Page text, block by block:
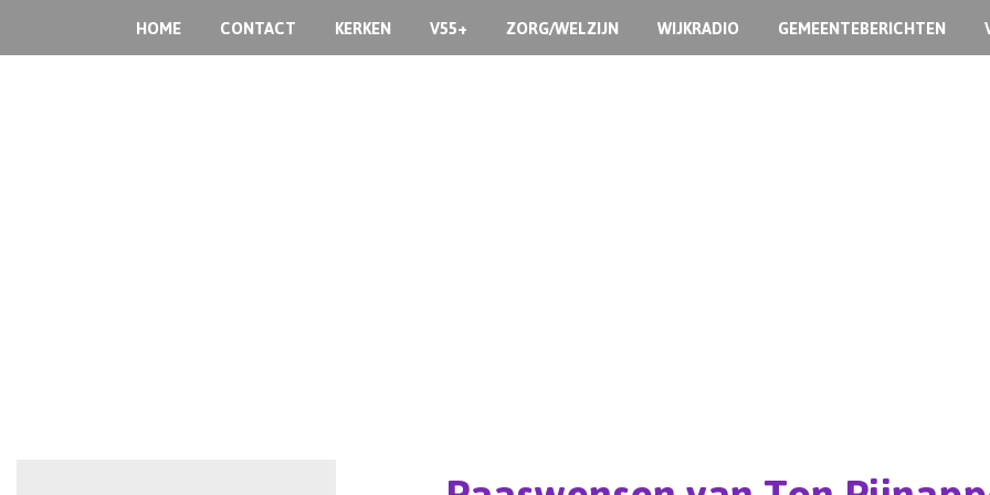
HOME CONTACT KERKEN V55+ ZORG/WELZIJN WIJKRADIO GEMEENTEBERICHTEN